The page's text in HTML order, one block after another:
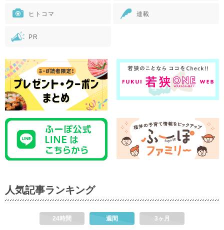
ヒトコマ 連載
PR
人気記事ランキング
24時間 週間 3ヶ月